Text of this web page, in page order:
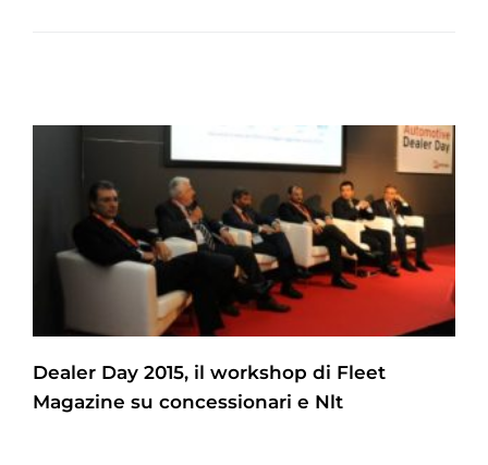
Dealer Day 2015, il workshop di Fleet
Magazine su concessionari e Nlt